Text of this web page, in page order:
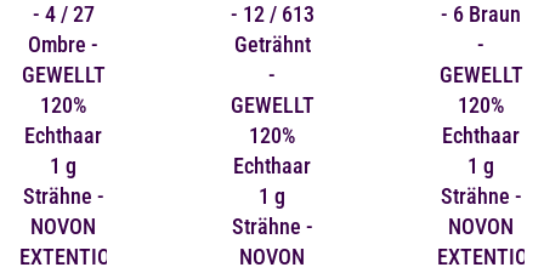
- 4 / 27
Ombre -
GEWELLT
120%
Echthaar
1 g
Strähne -
NOVON
EXTENTIONS
- 12 / 613
Geträhnt
-
GEWELLT
120%
Echthaar
1 g
Strähne -
NOVON
- 6 Braun
-
GEWELLT
120%
Echthaar
1 g
Strähne -
NOVON